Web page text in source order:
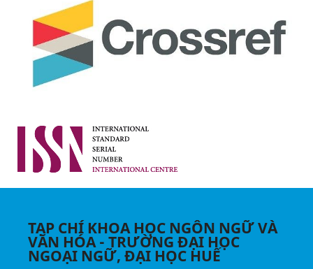
TẠP CHÍ KHOA HỌC NGÔN NGỮ VÀ
VĂN HÓA - TRƯỜNG ĐẠI HỌC
NGOẠI NGỮ, ĐẠI HỌC HUẾ